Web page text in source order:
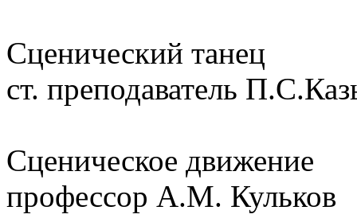
Сценический танец
ст. преподаватель
Сценическое движение
профессор А.М. Кульков